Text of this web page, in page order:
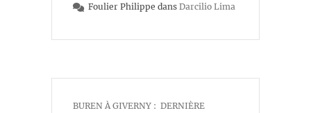
Foulier Philippe dans Darcilio Lima
BUREN À GIVERNY : DERNIÈRE